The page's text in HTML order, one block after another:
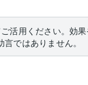
活用ください。効
ではありません。